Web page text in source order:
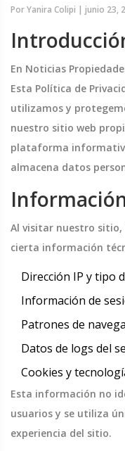
PorYanira Colipi | junio 23,
En Noticias
Esta Política de
utilizamos y
nuestro sitio web
plataforma
almacena datos
Al visitar nuestro
cierta información
Dirección IP y tipo
Información de
Patrones de
Datos de logs del
Cookies y
Esta información no
usuarios y se utiliza
experiencia del sitio.